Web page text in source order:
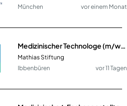
München
vor einem Monat
Medizinischer Technologe (m/w/d) für die Radiologie (MTR/MTRA)
Mathias Stiftung
Ibbenbüren
vor 11 Tagen